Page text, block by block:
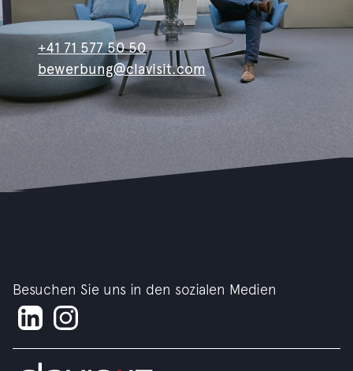
+41 71 577 50 50
bewerbung@clavisit.com
Besuchen Sie uns in den sozialen Medien